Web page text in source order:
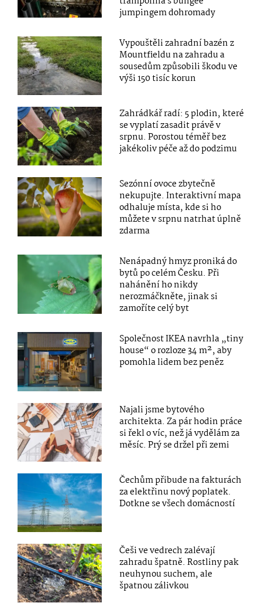
jumpingem dohromady
Vypouštěli zahradní bazén z
Mountfieldu na zahradu a
sousedům způsobili škodu ve
výši 150 tisíc korun
Zahrádkář radí: 5 plodin, které
se vyplatí zasadit právě v
srpnu. Porostou téměř bez
jakékoliv péče až do podzimu
Sezónní ovoce zbytečně
nekupujte. Interaktivní mapa
odhaluje místa, kde si ho
můžete v srpnu natrhat úplně
zdarma
Nenápadný hmyz proniká do
bytů po celém Česku. Při
nahánění ho nikdy
nerozmáčkněte, jinak si
zamoříte celý byt
Společnost IKEA navrhla „tiny
house“ o rozloze 34 m², aby
pomohla lidem bez peněz
Najali jsme bytového
architekta. Za pár hodin práce
si řekl o víc, než já vydělám za
měsíc. Prý se držel při zemi
Čechům přibude na fakturách
za elektřinu nový poplatek.
Dotkne se všech domácností
Češi ve vedrech zalévají
zahradu špatně. Rostliny pak
neuhynou suchem, ale
špatnou zálivkou